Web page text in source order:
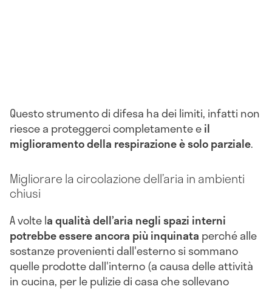
Questo strumento di difesa ha dei limiti, infatti non
riesce a proteggerci completamente eil
miglioramento della respirazione è solo parziale.
Migliorare la circolazione dell’aria in ambienti
chiusi
A volte la qualità dell’aria negli spazi interni
potrebbe essere ancora più inquinata perché alle
sostanze provenienti dall'esterno si sommano
quelle prodotte dall'interno (a causa delle attività
in cucina, per le pulizie di casa che sollevano